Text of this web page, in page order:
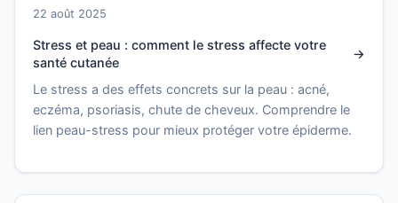
22 août 2025
Stress et peau : comment le stress affecte votre
santé cutanée
Le stress a des effets concrets sur la peau : acné,
eczéma, psoriasis, chute de cheveux. Comprendre le
lien peau-stress pour mieux protéger votre épiderme.